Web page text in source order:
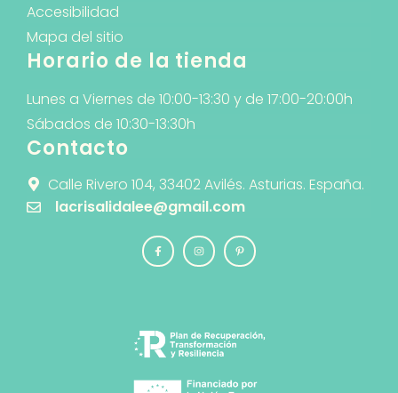
Accesibilidad
Mapa del sitio
Horario de la tienda
Lunes a Viernes de 10:00-13:30 y de 17:00-20:00h
Sábados de 10:30-13:30h
Contacto
Calle Rivero 104, 33402 Avilés. Asturias. España.
lacrisalidalee@gmail.com